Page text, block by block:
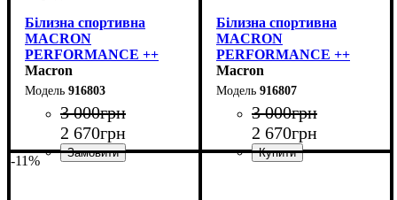
Білизна спортивна
MACRON
PERFORMANCE ++
Long-sleeves top (916803)
Macron
916803
3 000грн
2 670грн
Виробник
Колір
Білизна спортивна
MACRON
PERFORMANCE ++
Long-sleeves top (916807)
Macron
916807
3 000грн
2 670грн
-11%